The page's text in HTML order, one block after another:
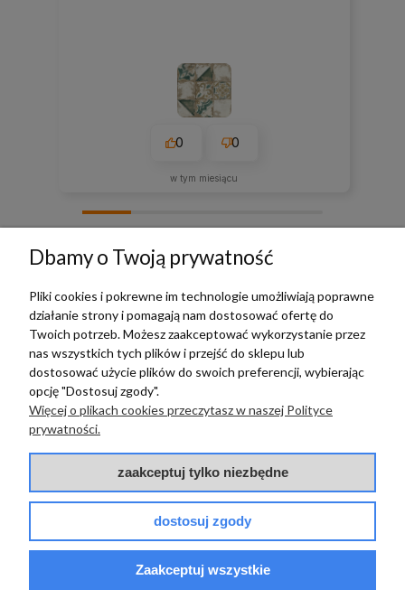
0 0
w tym miesiącu
TERRADECO
BAZA WIEDZY
PŁATNOŚCI I DOSTAWA
© 2017 - 2025 | terradeco.com.pl code and analytics: terradeco
Dbamy o Twoją prywatność
Pliki cookies i pokrewne im technologie umożliwiają poprawne
działanie strony i pomagają nam dostosować ofertę do
Twoich potrzeb. Możesz zaakceptować wykorzystanie przez
nas wszystkich tych plików i przejść do sklepu lub
dostosować użycie plików do swoich preferencji, wybierając
opcję "Dostosuj zgody".
Więcej o plikach cookies przeczytasz w naszej Polityce
prywatności.
zaakceptuj tylko niezbędne
dostosuj zgody
Zaakceptuj wszystkie